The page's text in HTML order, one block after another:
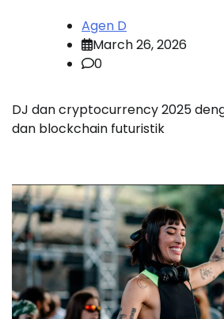
Agen D
March 26, 2026
0
DJ dan cryptocurrency 2025
dan blockchain futuristik